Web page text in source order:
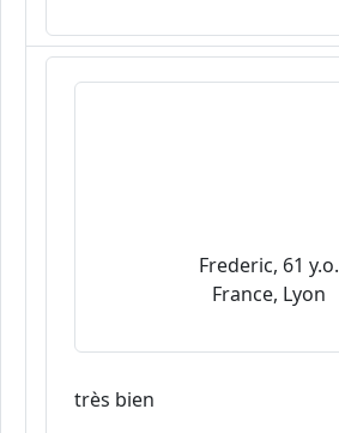
Frederic, 61 y.o.
France, Lyon
très bien